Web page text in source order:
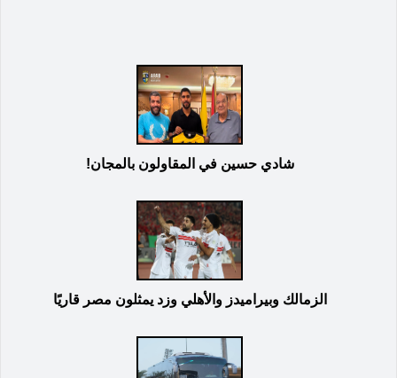
شادي حسين في المقاولون بالمجان!
الزمالك وبيراميدز والأهلي وزد يمثلون مصر قاريًا